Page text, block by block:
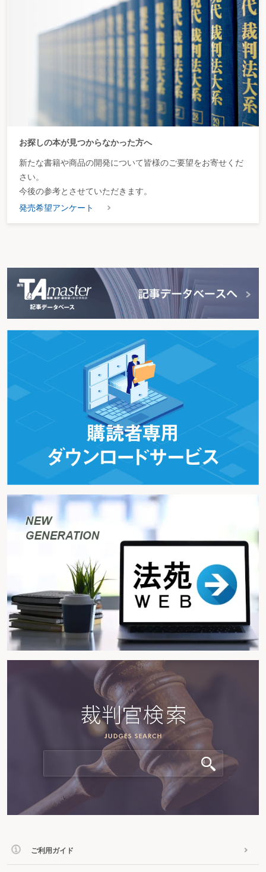
お探しの本が見つからなかった方へ
新たな書籍や商品の開発について皆様のご要望をお寄せくだ
さい。
今後の参考とさせていただきます。
発売希望アンケート
ご利用ガイド